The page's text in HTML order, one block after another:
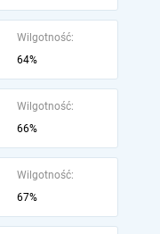
Wilgotność:
64%
Wilgotność:
66%
Wilgotność:
67%